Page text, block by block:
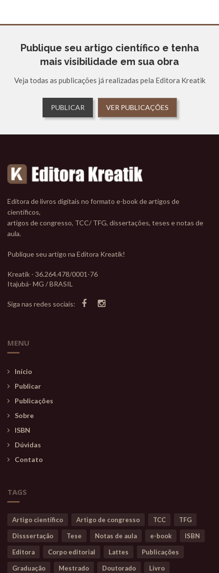
Publique seu artigo científico e tenha
mais visibilidade em sua obra
Veja todas as publicações já realizadas pela Editora Kreatik
PUBLICAR VER PUBLICAÇÕES
Editora de livros digitais no formato e-book de artigos de
científicos,
artigos de congresso, TCC/ TFG, dissertações, teses e notas de
aula.
Publique seu artigo na Editora Kreatik!
Kreatik - 36.264.478/0001-76
Itajubá- MG / BRASIL
Siga nas redes sociais:
MENU
Início
Publicar
Publicações
Sobre
ISBN
Dúvidas
Contato
TAGS
Artigo científico Artigo de congresso TCC TFG
Disssertação Tese Notas de aula e-book ISBN
Editora Corpo editorial Lattes Publicações
Graduação Mestrado Doutorado Livro